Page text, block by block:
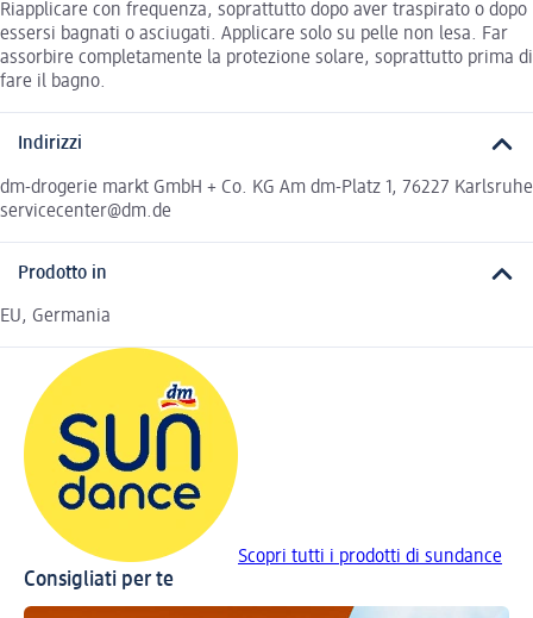
Riapplicare con frequenza, soprattutto dopo aver traspirato o dopo
essersi bagnati o asciugati. Applicare solo su pelle non lesa. Far
assorbire completamente la protezione solare, soprattutto prima di
fare il bagno.
Indirizzi
dm-drogerie markt GmbH + Co. KG Am dm-Platz 1, 76227 Karlsruhe
servicecenter@dm.de
Prodotto in
EU, Germania
Scopri tutti i prodotti di sundance
Consigliati per te